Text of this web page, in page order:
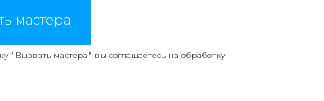
мастера
"Вызвать мастера" вы соглашаетесь наобработку